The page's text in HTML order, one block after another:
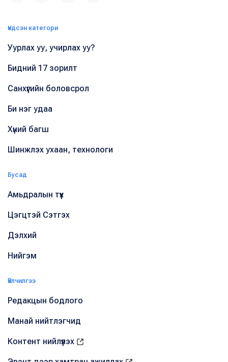
Үндсэн категори
Уурлах уу, учирлах уу?
Бидний 17 зорилт
Санхүүгийн боловсрол
Би нэг удаа
Хүний багш
Шинжлэх ухаан, технологи
Бусад
Амьдралын түүх
Цэгцтэй Сэтгэх
Дэлхий
Нийгэм
Үйлчилгээ
Редакцын бодлого
Манай нийтлэгчид
Контент нийлүүлэх